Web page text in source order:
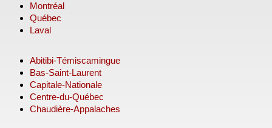
Montréal
Québec
Laval
Abitibi-Témiscamingue
Bas-Saint-Laurent
Capitale-Nationale
Centre-du-Québec
Chaudière-Appalaches